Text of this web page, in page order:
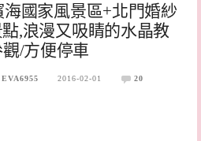
國家風景區+北門婚紗
,浪漫又吸睛的水晶教
/方便停車
EVA6955 2016-02-01 20